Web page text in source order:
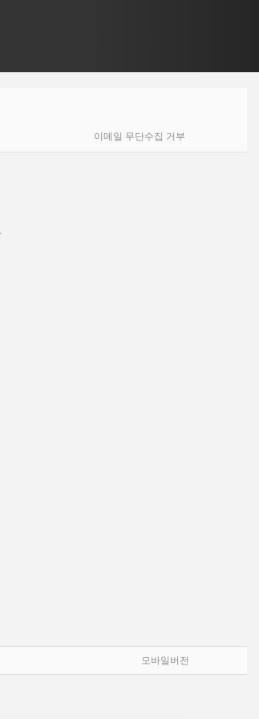
이메일 무단수집 거부
모바일버전